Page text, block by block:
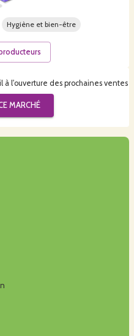
à l'ouverture des prochaines ventes
MARCHÉ
Hygiène et bien-être